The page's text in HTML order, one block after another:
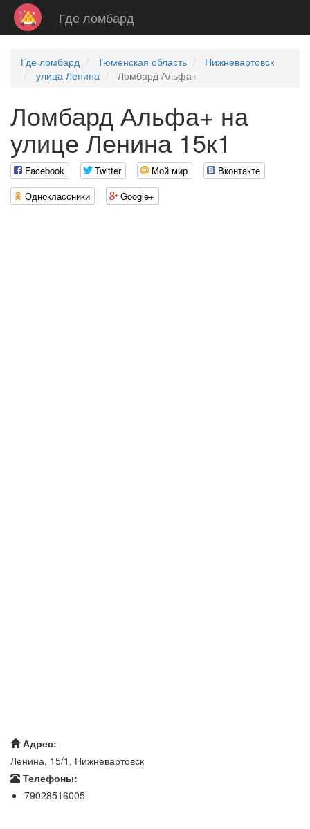
Где ломбард
Где ломбард Тюменская область
Нижневартовск
улица Ленина
Ломбард Альфа+
Ломбард Альфа+ на
улице Ленина 15к1
Facebook Twitter Мой мир
Вконтакте
Одноклассники
Google+
Адрес:
Ленина, 15/1, Нижневартовск
Телефоны:
79028516005